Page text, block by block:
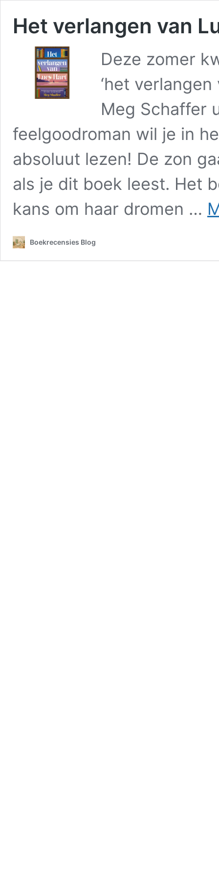
Het verlangen van
Deze zomer
‘het
Meg Schaffer
feelgoodroman wil je in
absoluut lezen! De zon
als je dit boek leest. Het
kans om haar dromen …
Boekrecensies Blog